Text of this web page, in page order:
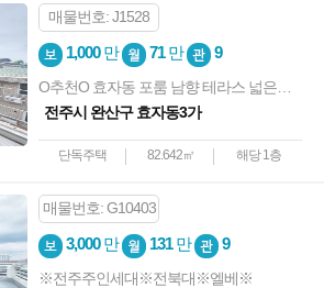
매물번호: J1528
1,000만 71만 9
전주시 완산구 효자동3가
단독주택 82.642㎡ 해당 1층
매물번호: G10403
3,000만 131만 9
※전주주인세대※전북대※엘베※